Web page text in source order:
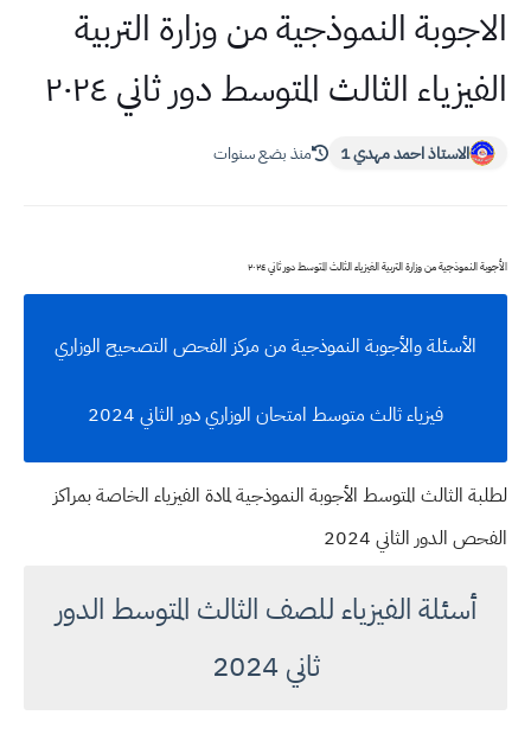
الاجوبة النموذجية من وزارة التربية
الفيزياء الثالث المتوسط دور ثاني ٢٠٢٤
الاستاذ احمد مهدي 1 منذ بضع سنوات
الأجوبة النموذجية من وزارة التربية الفيزياء الثالث المتوسط دور ثاني ٢٠٢٤
الأسئلة والأجوبة النموذجية من مركز الفحص التصحيح الوزاري
فيزياء ثالث متوسط امتحان الوزاري دور الثاني 2024
لطلبة الثالث المتوسط الأجوبة النموذجية لمادة الفيزياء الخاصة بمراكز
الفحص الدور الثاني 2024
أسئلة الفيزياء للصف الثالث المتوسط الدور
ثاني 2024